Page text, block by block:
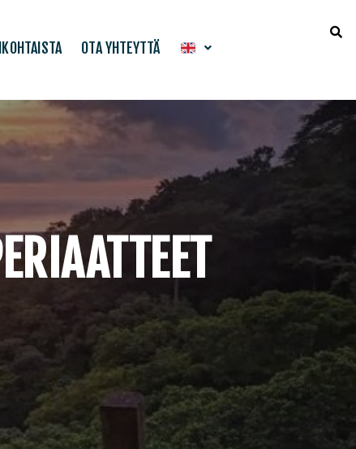
OTA YHTEYTTÄ